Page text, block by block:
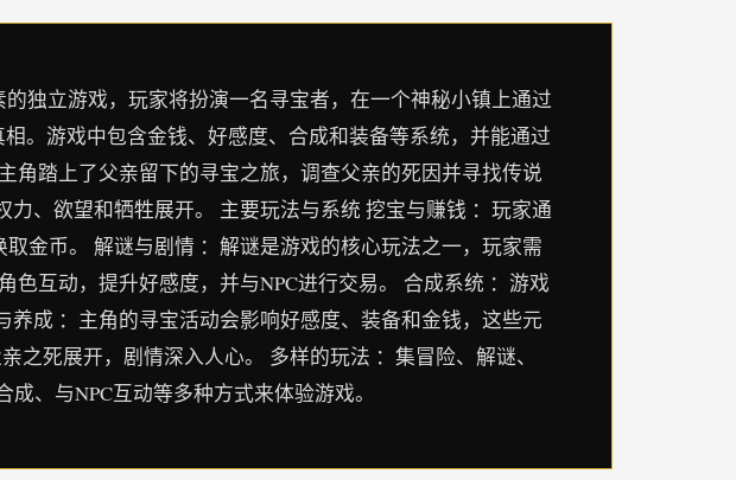
的独立游戏，玩家将扮演一名寻宝者，在一个神秘小镇上通过
。游戏中包含金钱、好感度、合成和装备等系统，并能通过
角踏上了父亲留下的寻宝之旅，调查父亲的死因并寻找传说
、欲望和牺牲展开。 主要玩法与系统 挖宝与赚钱 ：玩家通
金币。 解谜与剧情 ：解谜是游戏的核心玩法之一，玩家需
互动，提升好感度，并与NPC进行交易。 合成系统 ：游戏
成 ：主角的寻宝活动会影响好感度、装备和金钱，这些元
死展开，剧情深入人心。 多样的玩法 ：集冒险、解谜、
、与NPC互动等多种方式来体验游戏。